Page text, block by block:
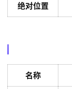
绝对位置
名称